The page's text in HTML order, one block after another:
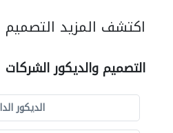
اكتشف المزيد التصميم
التصميم والديكور الشركات
الديكور